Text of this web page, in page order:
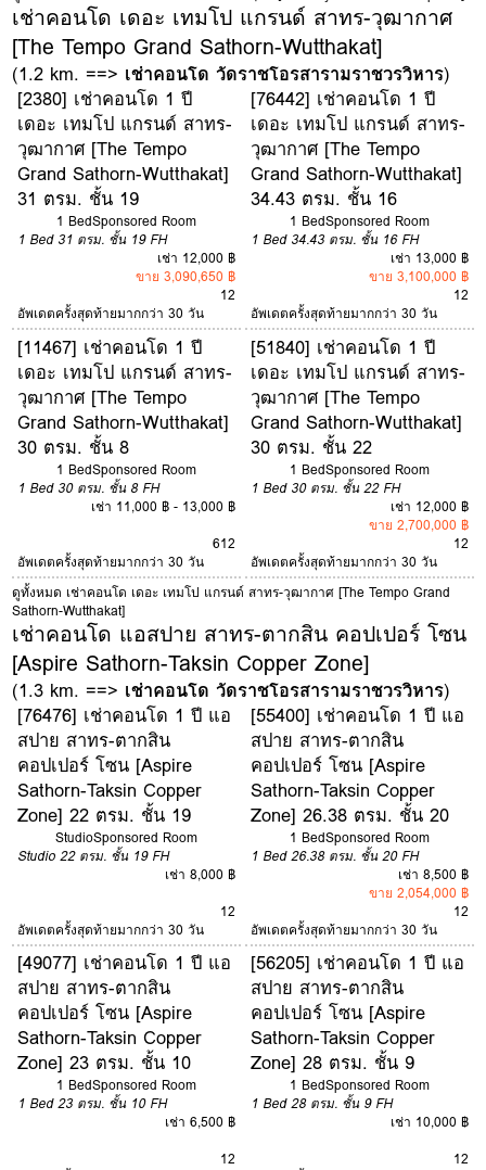
เช่าคอนโด เดอะ เทมโป แกรนด์ สาทร-วุฒากาศ
[The Tempo Grand Sathorn-Wutthakat]
(1.2 km. ==> เช่าคอนโด วัดราชโอรสารามราชวรวิหาร)
[2380] เช่าคอนโด 1 ปี
เดอะ เทมโป แกรนด์ สาทร-
วุฒากาศ [The Tempo
Grand Sathorn-Wutthakat]
31 ตรม. ชั้น 19
1 BedSponsored Room
1 Bed 31 ตรม. ชั้น 19 FH
เช่า 12,000 ฿
ขาย 3,090,650 ฿
12
อัพเดตครั้งสุดท้ายมากกว่า 30 วัน
[76442] เช่าคอนโด 1 ปี
เดอะ เทมโป แกรนด์ สาทร-
วุฒากาศ [The Tempo
Grand Sathorn-Wutthakat]
34.43 ตรม. ชั้น 16
1 BedSponsored Room
1 Bed 34.43 ตรม. ชั้น 16 FH
เช่า 13,000 ฿
ขาย 3,100,000 ฿
12
อัพเดตครั้งสุดท้ายมากกว่า 30 วัน
[11467] เช่าคอนโด 1 ปี
เดอะ เทมโป แกรนด์ สาทร-
วุฒากาศ [The Tempo
Grand Sathorn-Wutthakat]
30 ตรม. ชั้น 8
1 BedSponsored Room
1 Bed 30 ตรม. ชั้น 8 FH
เช่า 11,000 ฿ - 13,000 ฿
612
อัพเดตครั้งสุดท้ายมากกว่า 30 วัน
[51840] เช่าคอนโด 1 ปี
เดอะ เทมโป แกรนด์ สาทร-
วุฒากาศ [The Tempo
Grand Sathorn-Wutthakat]
30 ตรม. ชั้น 22
1 BedSponsored Room
1 Bed 30 ตรม. ชั้น 22 FH
เช่า 12,000 ฿
ขาย 2,700,000 ฿
12
อัพเดตครั้งสุดท้ายมากกว่า 30 วัน
ดูทั้งหมด เช่าคอนโด เดอะ เทมโป แกรนด์ สาทร-วุฒากาศ [The Tempo Grand
Sathorn-Wutthakat]
เช่าคอนโด แอสปาย สาทร-ตากสิน คอปเปอร์ โซน
[Aspire Sathorn-Taksin Copper Zone]
(1.3 km. ==> เช่าคอนโด วัดราชโอรสารามราชวรวิหาร)
[76476] เช่าคอนโด 1 ปี แอ
สปาย สาทร-ตากสิน
คอปเปอร์ โซน [Aspire
Sathorn-Taksin Copper
Zone] 22 ตรม. ชั้น 19
StudioSponsored Room
Studio 22 ตรม. ชั้น 19 FH
เช่า 8,000 ฿
12
อัพเดตครั้งสุดท้ายมากกว่า 30 วัน
[55400] เช่าคอนโด 1 ปี แอ
สปาย สาทร-ตากสิน
คอปเปอร์ โซน [Aspire
Sathorn-Taksin Copper
Zone] 26.38 ตรม. ชั้น 20
1 BedSponsored Room
1 Bed 26.38 ตรม. ชั้น 20 FH
เช่า 8,500 ฿
ขาย 2,054,000 ฿
12
อัพเดตครั้งสุดท้ายมากกว่า 30 วัน
[49077] เช่าคอนโด 1 ปี แอ
สปาย สาทร-ตากสิน
คอปเปอร์ โซน [Aspire
Sathorn-Taksin Copper
Zone] 23 ตรม. ชั้น 10
1 BedSponsored Room
1 Bed 23 ตรม. ชั้น 10 FH
เช่า 6,500 ฿
12
[56205] เช่าคอนโด 1 ปี แอ
สปาย สาทร-ตากสิน
คอปเปอร์ โซน [Aspire
Sathorn-Taksin Copper
Zone] 28 ตรม. ชั้น 9
1 BedSponsored Room
1 Bed 28 ตรม. ชั้น 9 FH
เช่า 10,000 ฿
12